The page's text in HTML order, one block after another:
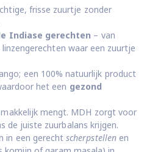
frisse zuurtje zonder
Indiase gerechten – van
waar een zuurtje
een 100% natuurlijk product
het een gezond
mengt. MDH zorgt voor
de juiste zuurbalans krijgen.
in een gerechtscherpstellenen